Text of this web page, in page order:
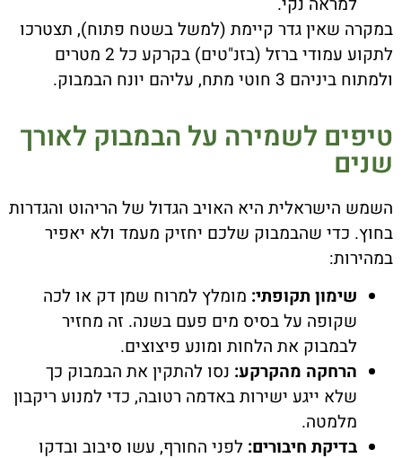
במקרה שאין גדר קיימת (למשל בשטח פתוח), תצטרכו
לתקוע עמודי ברזל (בזנ"טים) בקרקע כל 2 מטרים
ולמתוח ביניהם 3 חוטי מתח, עליהם יונח הבמבוק.
טיפים לשמירה על הבמבוק לאורך
שנים
השמש הישראלית היא האויב הגדול של הריהוט והגדרות
בחוץ. כדי שהבמבוק שלכם יחזיק מעמד ולא יאפיר
במהירות:
שימון תקופתי: מומלץ למרוח שמן דק או לכה
שקופה על בסיס מים פעם בשנה. זה מחזיר
לבמבוק את הלחות ומונע פיצוצים.
הרחקה מהקרקע: נסו להתקין את הבמבוק כך
שלא ייגע ישירות באדמה רטובה, כדי למנוע ריקבון
מלמטה.
בדיקת חיבורים: לפני החורף, עשו סיבוב ובדקו